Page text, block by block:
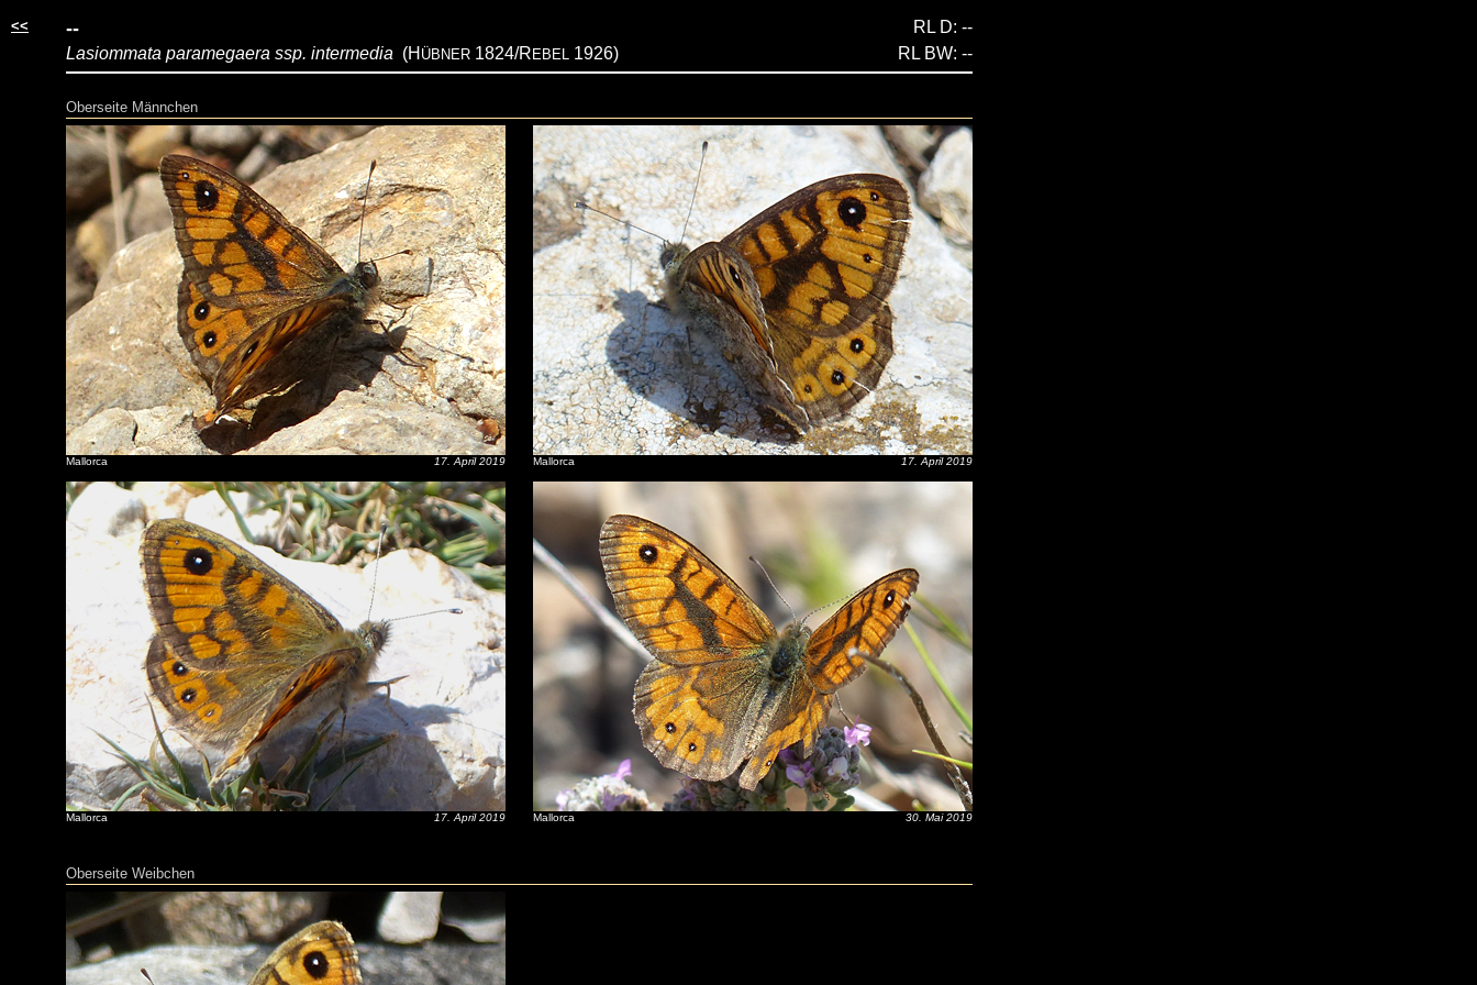
<< --
RL D: --
Lasiommata paramegaera ssp. intermedia (H ÜBNER 1824/R EBEL 1926) RL BW: --
Oberseite Männchen
Mallorca 17. April 2019
Mallorca 17. April 2019
Mallorca 17. April 2019
Mallorca 30. Mai 2019
Oberseite Weibchen